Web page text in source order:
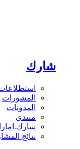
شارك
المشورات
المدونات
منتدى
نتائج